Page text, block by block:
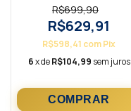
R$699,90
R$629,91
R$598,41 comPix
6x deR$104,99 sem juros